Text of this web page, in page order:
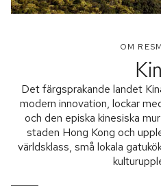
OM
Det färgsprakande landet
modern innovation, lockar
och den episka kinesiska
staden Hong Kong och
världsklass, små lokala